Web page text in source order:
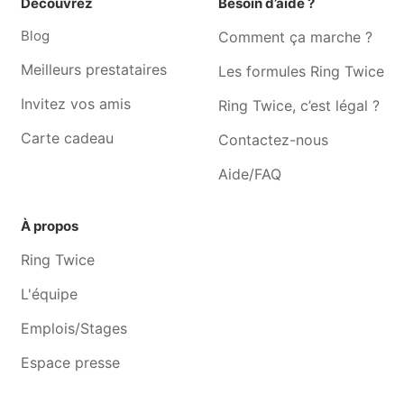
Jardinier Ohain
Jardinier Rixensart
Jardinier Tubize
Jardinier Ophain
Jardinier Lasne
Jardinier Wavre
Découvrez
Blog
Meilleurs prestataires
Invitez vos amis
Carte cadeau
Besoin d’aide ?
Comment ça marche ?
Les formules Ring Twice
Ring Twice, c’est légal ?
Contactez-nous
Aide/FAQ
À propos
Ring Twice
L'équipe
Emplois/Stages
Espace presse